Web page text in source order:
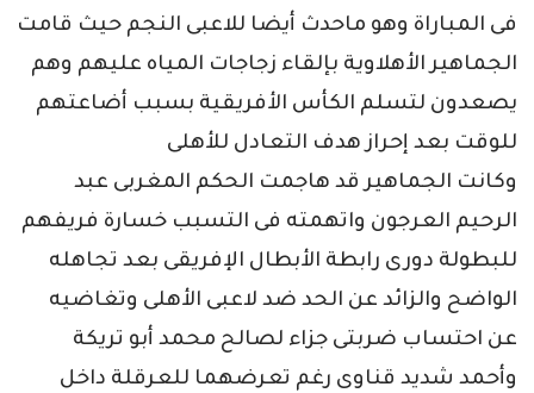
فى المباراة وهو ماحدث أيضا للاعبى النجم حيث قامت
الجماهير الأهلاوية بإلقاء زجاجات المياه عليهم وهم
يصعدون لتسلم الكأس الأفريقية بسبب أضاعتهم
للوقت بعد إحراز هدف التعادل للأهلى
وكانت الجماهير قد هاجمت الحكم المغربى عبد
الرحيم العرجون واتهمته فى التسبب خسارة فريفهم
للبطولة دورى رابطة الأبطال الإفريقى بعد تجاهله
الواضح والزائد عن الحد ضد لاعبى الأهلى وتغاضيه
عن احتساب ضربتى جزاء لصالح محمد أبو تريكة
وأحمد شديد قناوى رغم تعرضهما للعرقلة داخل